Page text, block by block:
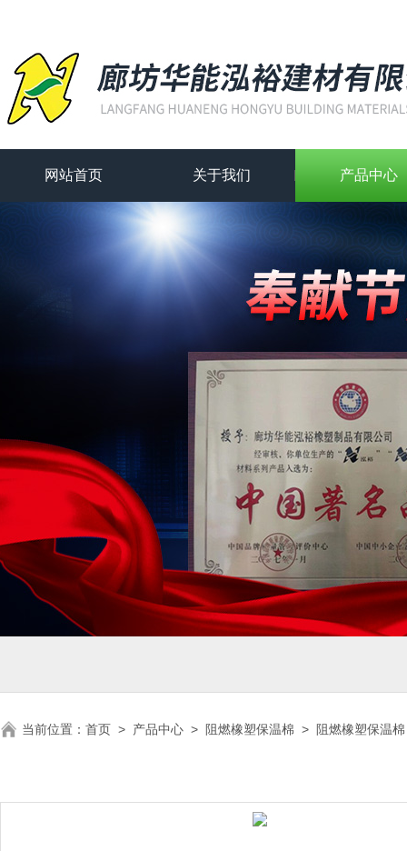
网站首页 关于我们 产品中心
当前位置： 首页 > 产品中心 > 阻燃橡塑保温棉 > 阻燃橡塑保温棉